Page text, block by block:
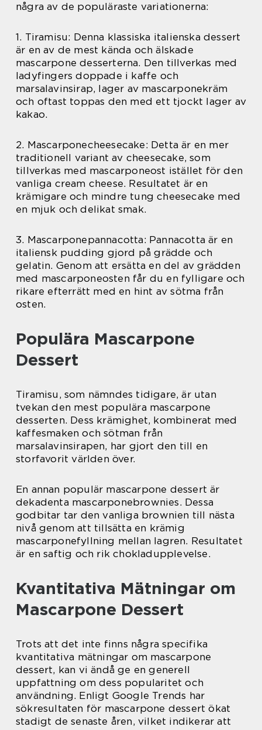
några av de populäraste variationerna:
1. Tiramisu: Denna klassiska italienska dessert
är en av de mest kända och älskade
mascarpone desserterna. Den tillverkas med
ladyfingers doppade i kaffe och
marsalavinsirap, lager av mascarponekräm
och oftast toppas den med ett tjockt lager av
kakao.
2. Mascarponecheesecake: Detta är en mer
traditionell variant av cheesecake, som
tillverkas med mascarponeost istället för den
vanliga cream cheese. Resultatet är en
krämigare och mindre tung cheesecake med
en mjuk och delikat smak.
3. Mascarponepannacotta: Pannacotta är en
italiensk pudding gjord på grädde och
gelatin. Genom att ersätta en del av grädden
med mascarponeosten får du en fylligare och
rikare efterrätt med en hint av sötma från
osten.
Populära Mascarpone
Dessert
Tiramisu, som nämndes tidigare, är utan
tvekan den mest populära mascarpone
desserten. Dess krämighet, kombinerat med
kaffesmaken och sötman från
marsalavinsirapen, har gjort den till en
storfavorit världen över.
En annan populär mascarpone dessert är
dekadenta mascarponebrownies. Dessa
godbitar tar den vanliga brownien till nästa
nivå genom att tillsätta en krämig
mascarponefyllning mellan lagren. Resultatet
är en saftig och rik chokladupplevelse.
Kvantitativa Mätningar om
Mascarpone Dessert
Trots att det inte finns några specifika
kvantitativa mätningar om mascarpone
dessert, kan vi ändå ge en generell
uppfattning om dess popularitet och
användning. Enligt Google Trends har
sökresultaten för mascarpone dessert ökat
stadigt de senaste åren, vilket indikerar att